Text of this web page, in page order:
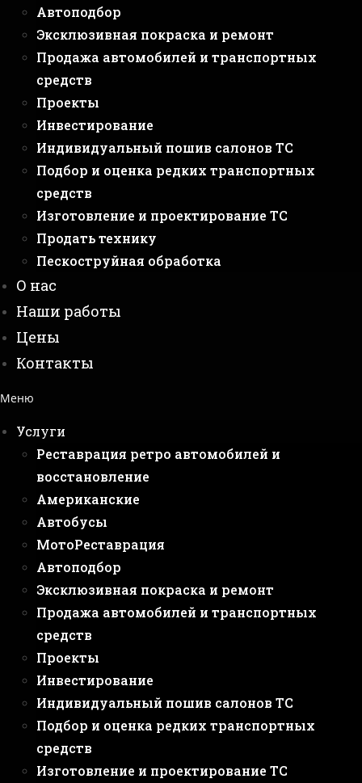
Автоподбор
Эксклюзивная покраска и ремонт
Продажа автомобилей и транспортных
средств
Проекты
Инвестирование
Индивидуальный пошив салонов ТС
Подбор и оценка редких транспортных
средств
Изготовление и проектирование ТС
Продать технику
Пескоструйная обработка
О нас
Наши работы
Цены
Контакты
Меню
Услуги
Реставрация ретро автомобилей и
восстановление
Американские
Автобусы
МотоРеставрация
Автоподбор
Эксклюзивная покраска и ремонт
Продажа автомобилей и транспортных
средств
Проекты
Инвестирование
Индивидуальный пошив салонов ТС
Подбор и оценка редких транспортных
средств
Изготовление и проектирование ТС